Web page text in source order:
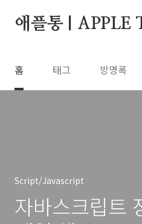
애플통 | APPLE
홈 태그 방명록
Script/Javascript
자바스크립트